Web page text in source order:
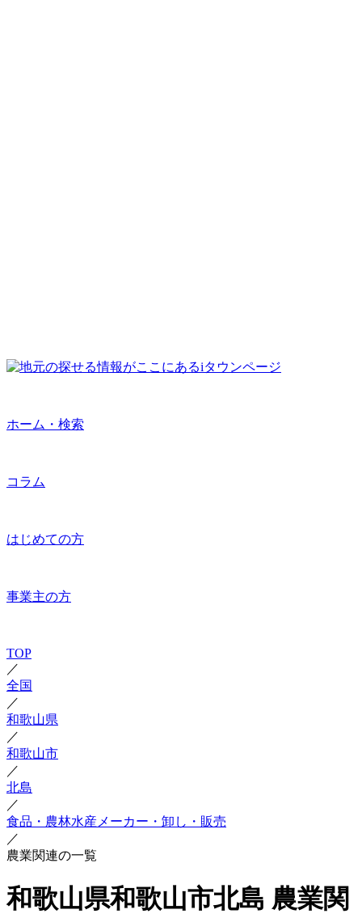
ホーム・検索
コラム
はじめての方
事業主の方
TOP
／
全国
／
和歌山県
／
和歌山市
／
北島
／
食品・農林水産メーカー・卸し・販売
／
農業関連の一覧
和歌山県和歌山市北島 農業関